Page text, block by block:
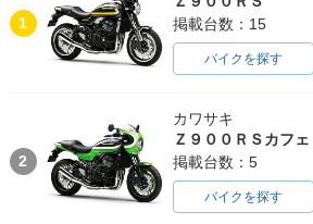
1
掲載台数：15
バイクを探す
2
カワサキ
Ｚ９００ＲＳカフェ
掲載台数：5
バイクを探す